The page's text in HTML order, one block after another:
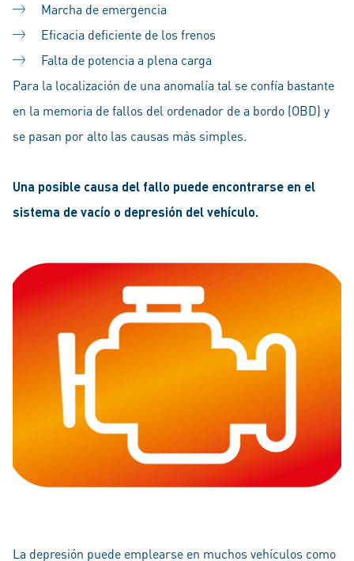
Marcha de emergencia
Eficacia deficiente de los frenos
Falta de potencia a plena carga
Para la localización de una anomalía tal se confía bastante
en la memoria de fallos del ordenador de a bordo (OBD) y
se pasan por alto las causas más simples.
Una posible causa del fallo puede encontrarse en el
sistema de vacío o depresión del vehículo.
La depresión puede emplearse en muchos vehículos como